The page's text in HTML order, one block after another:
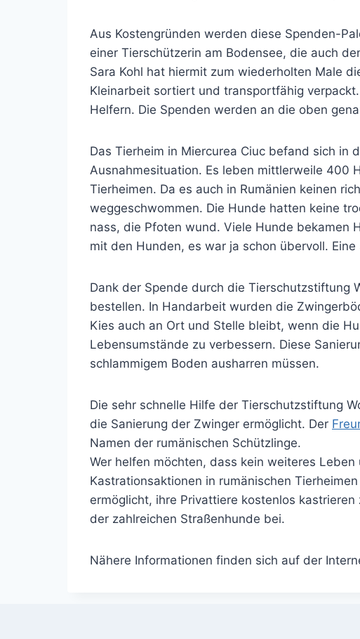
Aus Kostengründen werden diese Spenden-
einer Tierschützerin am Bodensee, die auch
Sara Kohl hat hiermit zum wiederholten Male
Kleinarbeit sortiert und transportfähig
Helfern. Die Spenden werden an die oben
Das Tierheim in Miercurea Ciuc befand sich in
Ausnahmesituation. Es leben mittlerweile 400
Tierheimen. Da es auch in Rumänien keinen
weggeschwommen. Die Hunde hatten keine
nass, die Pfoten wund. Viele Hunde bekamen
mit den Hunden, es war ja schon übervoll.
Dank der Spende durch die Tierschutzstiftung
bestellen. In Handarbeit wurden die
Kies auch an Ort und Stelle bleibt, wenn die
Lebensumstände zu verbessern. Diese
schlammigem Boden ausharren müssen.
Die sehr schnelle Hilfe der Tierschutzstiftung
die Sanierung der Zwinger ermöglicht. Der
Namen der rumänischen Schützlinge.
Wer helfen möchten, dass kein weiteres
Kastrationsaktionen in rumänischen
ermöglicht, ihre Privattiere kostenlos
der zahlreichen Straßenhunde bei.
Nähere Informationen finden sich auf der